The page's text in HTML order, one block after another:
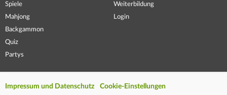
Spiele
Mahjong
Backgammon
Quiz
Partys
Weiterbildung
Login
Impressum und Datenschutz Cookie-Einstellungen